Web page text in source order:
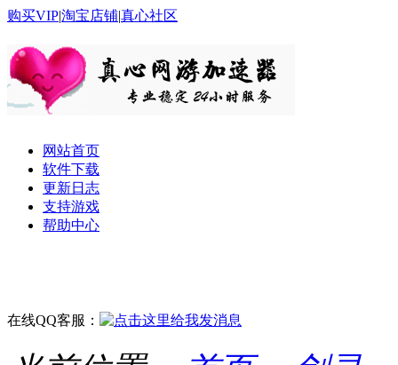
购买VIP|淘宝店铺|真心社区
网站首页
软件下载
更新日志
支持游戏
帮助中心
在线QQ客服：